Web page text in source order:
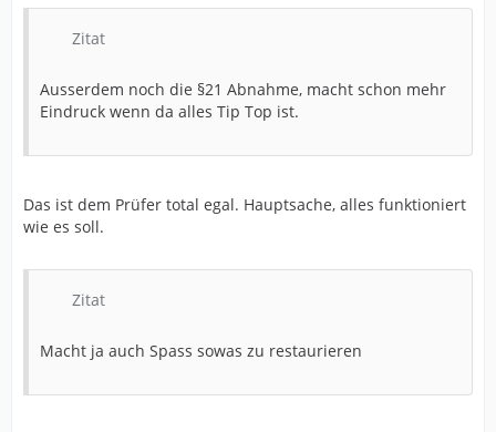
Zitat
Ausserdem noch die §21 Abnahme, macht schon mehr
Eindruck wenn da alles Tip Top ist.
Das ist dem Prüfer total egal. Hauptsache, alles funktioniert
wie es soll.
Zitat
Macht ja auch Spass sowas zu restaurieren